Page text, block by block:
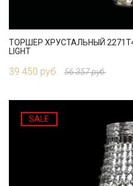
ТОРШЕР ХРУСТАЛЬНЫЙ
LIGHT
39 450 руб. 56 357 руб.
SALE